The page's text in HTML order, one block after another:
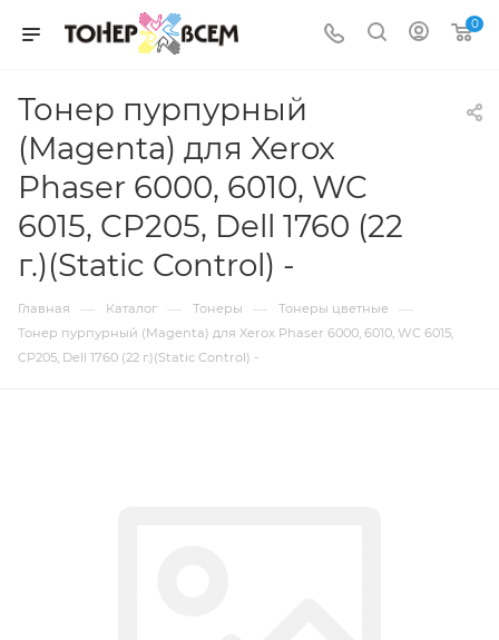
0
Тонер пурпурный
(Magenta) для Xerox
Phaser 6000, 6010, WC
6015, CP205, Dell 1760 (22
г.)(Static Control) -
Главная — Каталог — Тонеры — Тонеры цветные —
Тонер пурпурный (Magenta) для Xerox Phaser 6000, 6010, WC 6015,
CP205, Dell 1760 (22 г.)(Static Control) -